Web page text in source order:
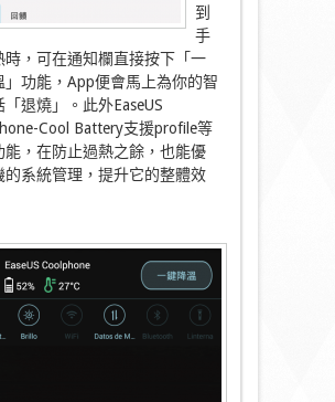
到
手
時，可在通知欄直接按下「一
」功能，App便會馬上為你的智
「退燒」。此外EaseUS
Cool Battery支援profile等
能，在防止過熱之餘，也能優
的系統管理，提升它的整體效